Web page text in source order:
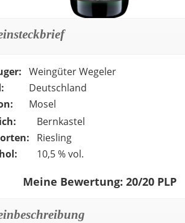
Weingüter Wegeler
Deutschland
Mosel
Bernkastel
Riesling
10,5 % vol.
Meine Bewertung: 20/20 PLP